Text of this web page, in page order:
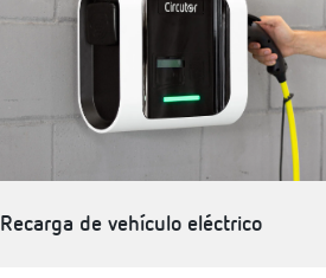
Recarga de vehículo eléctrico